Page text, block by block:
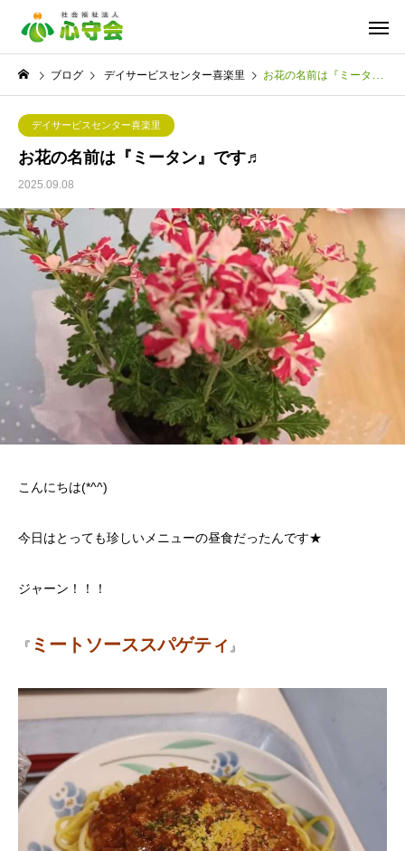
ブログ デイサービスセンター喜楽里 お花の名前は『ミータン』です♬
デイサービスセンター喜楽里
お花の名前は『ミータン』です♬
2025.09.08
こんにちは(*^^)
今日はとっても珍しいメニューの昼食だったんです★
ジャーン！！！
『 ミートソーススパゲティ 』